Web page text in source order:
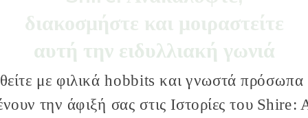
διακοσμήστε και μοιραστείτε
αυτή την ειδυλλιακή γωνιά
της Μέσης Γης.
με φιλικάhobbits και γνωστά πρόσωπα
την άφιξή σας στις Ιστορίες του Shire: